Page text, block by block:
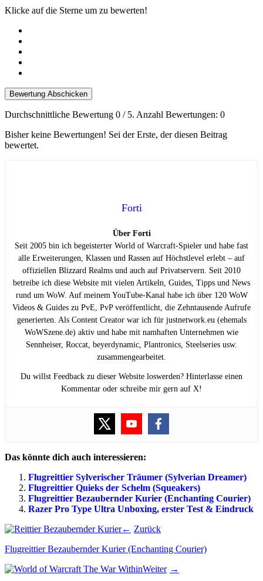
Klicke auf die Sterne um zu bewerten!
Bewertung Abschicken
Durchschnittliche Bewertung 0 / 5. Anzahl Bewertungen: 0
Bisher keine Bewertungen! Sei der Erste, der diesen Beitrag
bewertet.
Forti
Über Forti
Seit 2005 bin ich begeisterter World of Warcraft-Spieler und habe fast
alle Erweiterungen, Klassen und Rassen auf Höchstlevel erlebt – auf
offiziellen Blizzard Realms und auch auf Privatservern. Seit 2010
betreibe ich diese Website mit vielen Artikeln, Guides, Tipps und News
rund um WoW. Auf meinem YouTube-Kanal habe ich über 120 WoW
Videos & Guides zu PvE, PvP veröffentlicht, die Zehntausende Aufrufe
generierten. Als Content Creator war ich für justnetwork.eu (ehemals
WoWSzene.de) aktiv und habe mit namhaften Unternehmen wie
Sennheiser, Roccat, beyerdynamic, Plantronics, Steelseries usw.
zusammengearbeitet.
Du willst Feedback zu dieser Website loswerden? Hinterlasse einen
Kommentar oder schreibe mir gern auf X!
Das könnte dich auch interessieren:
Flugreittier Sylverischer Träumer (Sylverian Dreamer)
Flugreittier Quieks der Schelm (Squeakers)
Flugreittier Bezaubernder Kurier (Enchanting Courier)
Razer Pro Type Ultra Unboxing, erster Test & Eindruck
Zurück
Flugreittier Bezaubernder Kurier (Enchanting Courier)
Weiter